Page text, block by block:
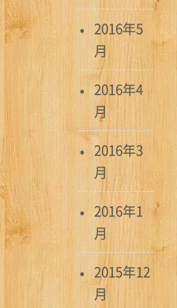
2016年5
月
2016年4
月
2016年3
月
2016年1
月
2015年12
月